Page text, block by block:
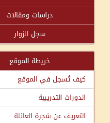
دراسات ومقالات
سجل الزوار
خريطة الموقع
كيف تُسجل في الموقع
الدورات التدريبية
التعريف عن شجرة العائلة